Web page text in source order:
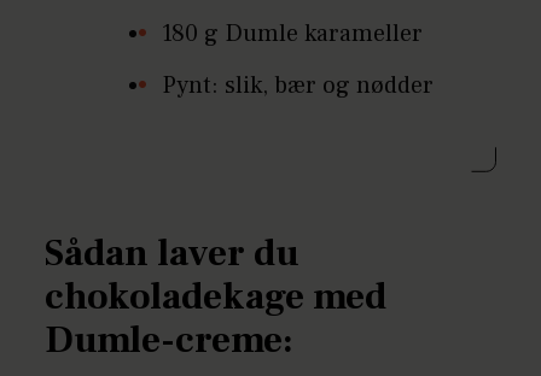
180 g Dumle karameller
Pynt: slik, bær og nødder
Sådan laver du
chokoladekage med
Dumle-creme: